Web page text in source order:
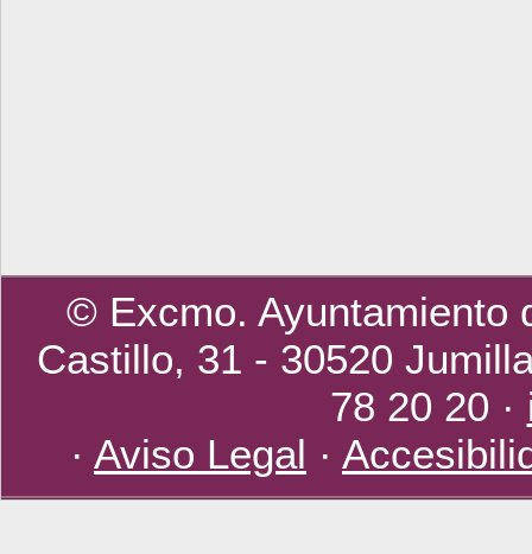
© Excmo. Ayuntamiento
Castillo, 31 - 30520
78 20 20 ·
· Aviso Legal ·